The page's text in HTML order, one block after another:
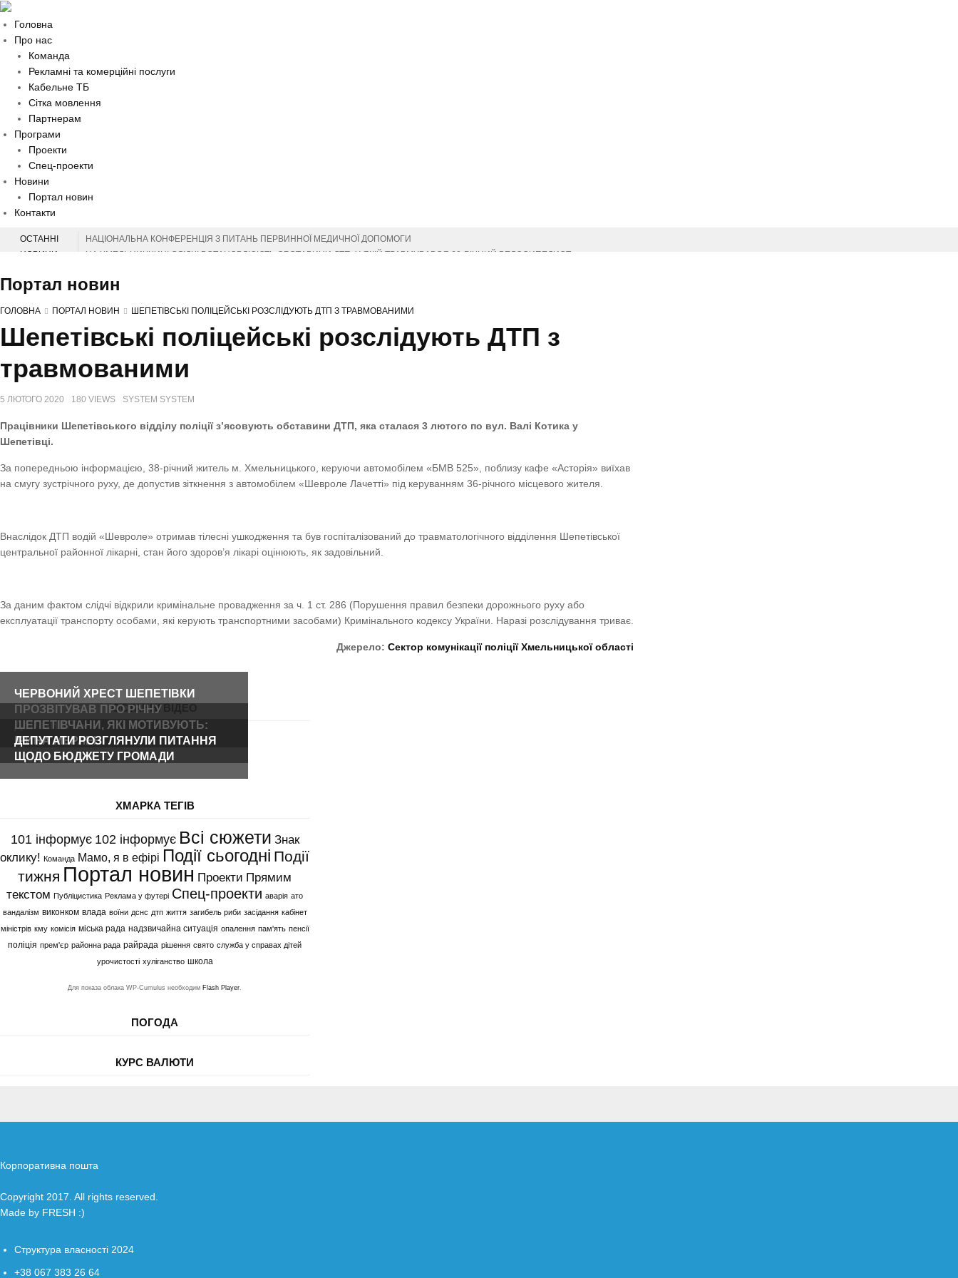
Головна
Про нас
Команда
Рекламні та комерційні послуги
Кабельне ТБ
Сітка мовлення
Партнерам
Програми
Проекти
Спец-проекти
Новини
Портал новин
Контакти
ОСТАННІ
НОВИНИ
НАЦІОНАЛЬНА КОНФЕРЕНЦІЯ З ПИТАНЬ ПЕРВИННОЇ МЕДИЧНОЇ ДОПОМОГИ
НА ХМЕЛЬНИЧЧИНІ СЛІДЧІ ВСТАНОВЛЮЮТЬ ОБСТАВИНИ ДТП, У ЯКІЙ ТРАВМУВАВСЯ 60-РІЧНИЙ ВЕЛОСИПЕДИСТ
СЕРГІЙ ТЮРІН ПРИВІТАВ МУЗЕЙНИКІВ ОБЛАСТІ З ПРОФЕСІЙНИМ СВЯТОМ
Портал новин
ГОЛОВНА ПОРТАЛ НОВИН ШЕПЕТІВСЬКІ ПОЛІЦЕЙСЬКІ РОЗСЛІДУЮТЬ ДТП З ТРАВМОВАНИМИ
Шепетівські поліцейські розслідують ДТП з
травмованими
5 ЛЮТОГО 2020 180 VIEWS SYSTEM SYSTEM
Працівники Шепетівського відділу поліції з’ясовують обставини ДТП, яка сталася 3 лютого по вул. Валі Котика у
Шепетівці.
За попередньою інформацією, 38-річний житель м. Хмельницького, керуючи автомобілем «БМВ 525», поблизу кафе «Асторія» виїхав
на смугу зустрічного руху, де допустив зіткнення з автомобілем «Шевроле Лачетті» під керуванням 36-річного місцевого жителя.
Внаслідок ДТП водій «Шевроле» отримав тілесні ушкодження та був госпіталізований до травматологічного відділення Шепетівської
центральної районної лікарні, стан його здоров’я лікарі оцінюють, як задовільний.
За даним фактом слідчі відкрили кримінальне провадження за ч. 1 ст. 286 (Порушення правил безпеки дорожнього руху або
експлуатації транспорту особами, які керують транспортними засобами) Кримінального кодексу України. Наразі розслідування триває.
Джерело:Сектор комунікації поліції Хмельницької області
ОСТАННІ ВІДЕО
ЧЕРВОНИЙ ХРЕСТ ШЕПЕТІВКИ
ПРОЗВІТУВАВ ПРО РІЧНУ
ДІЯЛЬНІСТЬ
ШЕПЕТІВЧАНИ, ЯКІ МОТИВУЮТЬ:
ІРИНА МЕРЛЕНІ
ДЕПУТАТИ РОЗГЛЯНУЛИ ПИТАННЯ
ЩОДО БЮДЖЕТУ ГРОМАДИ
ХМАРКА ТЕГІВ
101 інформує 102 інформує Всі сюжети Знак
оклику! Команда Мамо, я в ефірі Події сьогодні Події
тижня Портал новин Проекти Прямим
текстом Публіцистика Реклама у футері Спец-проекти аварія ато
вандалізм виконком влада воїни дснс дтп життя загибель риби засідання кабінет
міністрів кму комісія міська рада надзвичайна ситуація опалення пам'ять пенсії
поліція прем'єр районна рада райрада рішення свято служба у справах дітей
урочистості хуліганство школа
Для показа облака WP-Cumulus необходим Flash Player.
ПОГОДА
КУРС ВАЛЮТИ
Корпоративна пошта
Copyright 2017. All rights reserved.
Made by FRESH :)
Структура власності 2024
+38 067 383 26 64